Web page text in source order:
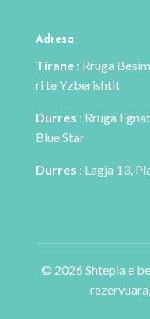
Adresa
Tirane : Rruga
ri te Yzberishtit
Durres : Rruga
Blue Star
Durres : Lagja 13,
© 2026 Shtepia e